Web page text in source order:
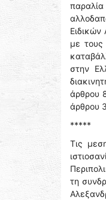
με
στην
άρθρου
άρθρου
*****
Τις
τη